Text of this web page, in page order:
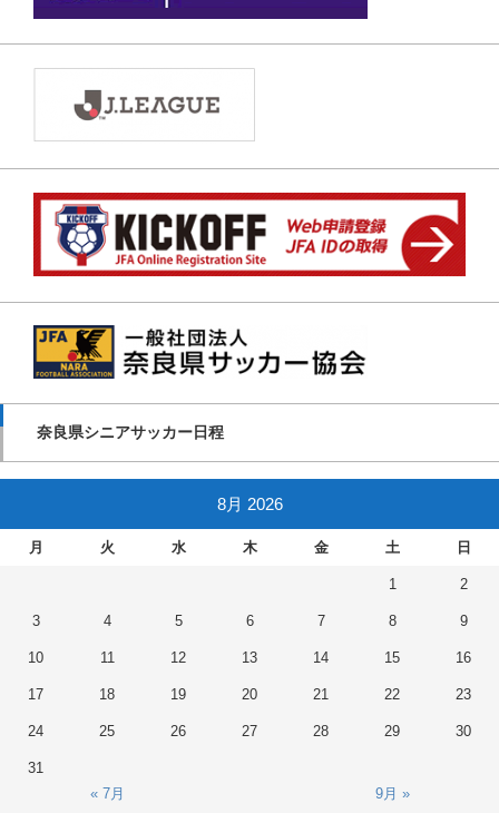
奈良県シニアサッカー日程
8月 2026
月 火 水 木 金 土 日
1 2
3 4 5 6 7 8 9
10 11 12 13 14 15 16
17 18 19 20 21 22 23
24 25 26 27 28 29 30
31
« 7月
9月 »